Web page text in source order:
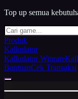
Top up semua
Produk
Kalkulator
Kalkulator Winrate
BantuanCek Transaksi